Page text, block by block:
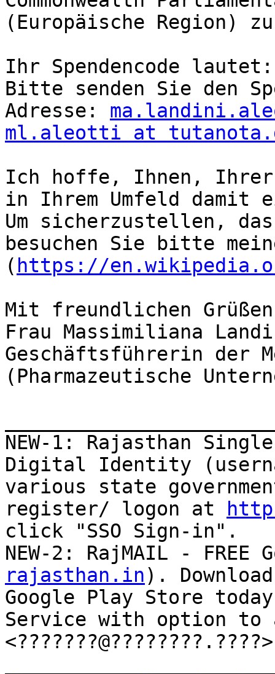
(Europäische Region)
Ihr Spendencode lautet:
Bitte senden Sie den
Adresse:
ml.aleotti at
Ich hoffe, Ihnen, Ihrer
in Ihrem Umfeld damit
Um sicherzustellen,
besuchen Sie bitte
( https://
Mit freundlichen
Frau Massimiliana
Geschäftsführerin der
(Pharmazeutische
NEW-1: Rajasthan
Digital Identity
various state
register/ logon at
click "SSO Sign-in".
NEW-2: RajMAIL -
rajasthan.in).
Google Play Store today
Service with option to
<???????@????????.????>